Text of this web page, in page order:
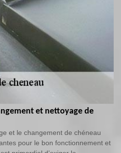
et nettoyage de
et le changement de chéneau
pour le bon fonctionnement et